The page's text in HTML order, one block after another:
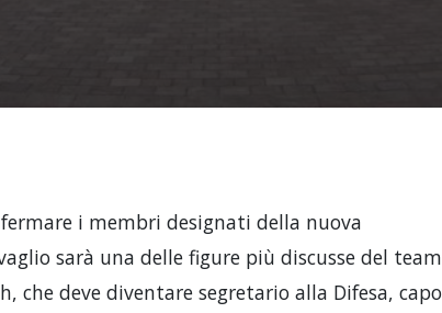
i membri designati della nuova
sarà una delle figure più discusse del team
che deve diventare segretario alla Difesa, capo